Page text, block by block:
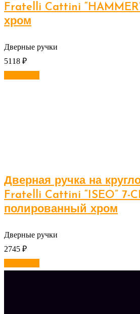
Fratelli Cattini
хром
Дверные ручки
5118 ₽
Дверная ручка на
Fratelli Cattini “ISEO” 7-
полированный хром
Дверные ручки
2745 ₽